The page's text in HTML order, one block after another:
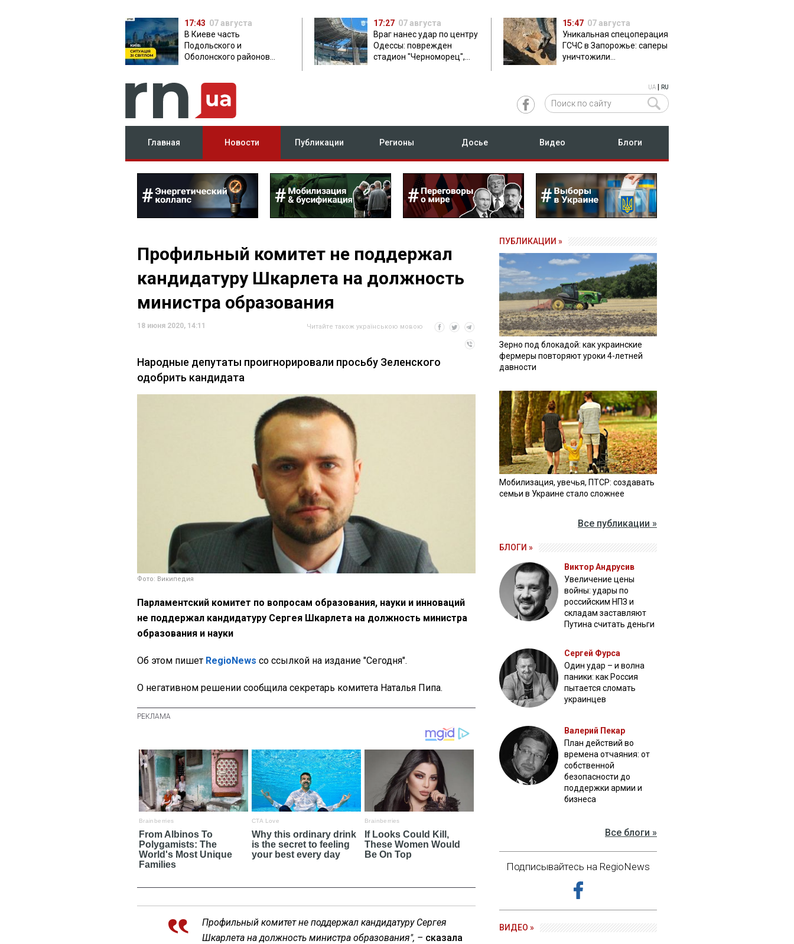
17:43 07 августа
В Киеве часть
Подольского и
Оболонского районов
17:27 07 августа
Враг нанес удар по центру
Одессы: поврежден
стадион "Черноморец",
15:47 07 августа
Уникальная спецоперация
ГСЧС в Запорожье: саперы
уничтожили
UA RU
Главная Новости Публикации Регионы Досье Видео Блоги
Профильный комитет не поддержал
кандидатуру Шкарлета на должность
министра образования
18 июня 2020, 14:11 Читайте також українською мовою
Народные депутаты проигнорировали просьбу Зеленского
одобрить кандидата
Фото: Википедия
Парламентский комитет по вопросам образования, науки и инноваций
не поддержал кандидатуру Сергея Шкарлета на должность министра
образования и науки
Об этом пишет RegioNews со ссылкой на издание "Сегодня".
О негативном решении сообщила секретарь комитета Наталья Пипа.
Профильный комитет не поддержал кандидатуру Сергея
Шкарлета на должность министра образования", – сказала
ПУБЛИКАЦИИ »
Зерно под блокадой: как украинские
фермеры повторяют уроки 4-летней
давности
Мобилизация, увечья, ПТСР: создавать
семьи в Украине стало сложнее
Все публикации »
БЛОГИ »
Виктор Андрусив
Увеличение цены
войны: удары по
российским НПЗ и
складам заставляют
Путина считать деньги
Сергей Фурса
Один удар – и волна
паники: как Россия
пытается сломать
украинцев
Валерий Пекар
План действий во
времена отчаяния: от
собственной
безопасности до
поддержки армии и
бизнеса
Все блоги »
Подписывайтесь на RegioNews
ВИДЕО »